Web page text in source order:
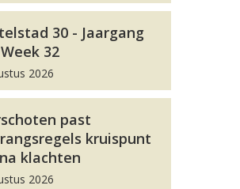
30 - Jaargang
32
2026
past
kruispunt
klachten
2026